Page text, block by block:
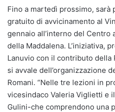
Fino a martedì prossimo,
gratuito di avvicinamento al
gennaio all’interno del Centro
della Maddalena. L’iniziativa,
Lanuvio con il contributo della
si avvale dell’organizzazione
Romani. “Nelle tre lezioni in
vicesindaco Valeria Viglietti e
Gulini-che comprendono una